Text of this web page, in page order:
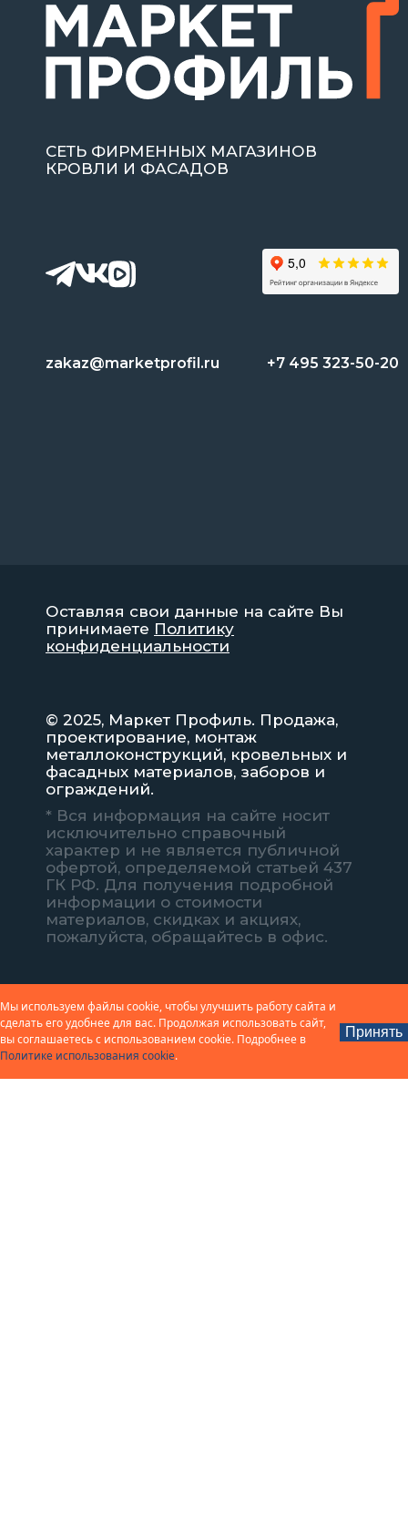
СЕТЬ ФИРМЕННЫХ МАГАЗИНОВ
КРОВЛИ И ФАСАДОВ
zakaz@marketprofil.ru +7 495 323-50-20
Оставляя свои данные на сайте Вы
принимаете Политику
конфиденциальности
© 2025, Маркет Профиль. Продажа,
проектирование, монтаж
металлоконструкций, кровельных и
фасадных материалов, заборов и
ограждений.
* Вся информация на сайте носит
исключительно справочный
характер и не является публичной
офертой, определяемой статьей 437
ГК РФ. Для получения подробной
информации о стоимости
материалов, скидках и акциях,
пожалуйста, обращайтесь в офис.
Мы используем файлы cookie, чтобы улучшить работу сайта и
сделать его удобнее для вас. Продолжая использовать сайт,
вы соглашаетесь с использованием cookie. Подробнее в
Политике использования cookie.
Принять